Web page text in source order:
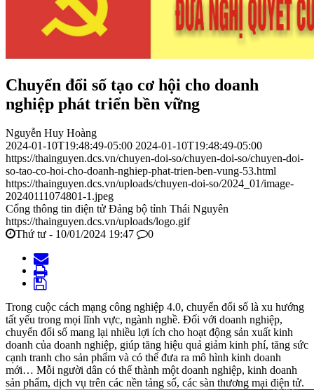
Chuyển đổi số tạo cơ hội cho doanh
nghiệp phát triển bền vững
Nguyễn Huy Hoàng
2024-01-10T19:48:49-05:00 2024-01-10T19:48:49-05:00
https://thainguyen.dcs.vn/chuyen-doi-so/chuyen-doi-so/chuyen-doi-
so-tao-co-hoi-cho-doanh-nghiep-phat-trien-ben-vung-53.html
https://thainguyen.dcs.vn/uploads/chuyen-doi-so/2024_01/image-
20240111074801-1.jpeg
Cổng thông tin điện tử Đảng bộ tỉnh Thái Nguyên
https://thainguyen.dcs.vn/uploads/logo.gif
Thứ tư - 10/01/2024 19:47
0
Trong cuộc cách mạng công nghiệp 4.0, chuyển đổi số là xu hướng
tất yếu trong mọi lĩnh vực, ngành nghề. Đối với doanh nghiệp,
chuyển đổi số mang lại nhiều lợi ích cho hoạt động sản xuất kinh
doanh của doanh nghiệp, giúp tăng hiệu quả giảm kinh phí, tăng sức
cạnh tranh cho sản phẩm và có thể đưa ra mô hình kinh doanh
mới… Mỗi người dân có thể thành một doanh nghiệp, kinh doanh
sản phẩm, dịch vụ trên các nền tảng số, các sàn thương mại điện tử.